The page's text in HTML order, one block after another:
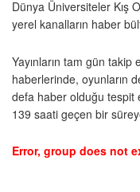
Dünya Üniversiteler Kış
yerel kanalların haber
Yayınların tam gün
haberlerinde, oyunların
defa haber olduğu tespit
139 saati geçen bir
Error, group does not